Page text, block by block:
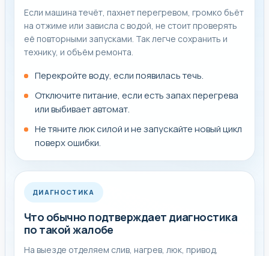
Если машина течёт, пахнет перегревом, громко бьёт
на отжиме или зависла с водой, не стоит проверять
её повторными запусками. Так легче сохранить и
технику, и объём ремонта.
Перекройте воду, если появилась течь.
Отключите питание, если есть запах перегрева
или выбивает автомат.
Не тяните люк силой и не запускайте новый цикл
поверх ошибки.
ДИАГНОСТИКА
Что обычно подтверждает диагностика
по такой жалобе
На выезде отделяем слив, нагрев, люк, привод,